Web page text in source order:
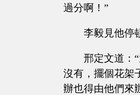
過分啊！”
李毅見他停
邢定文道：
沒有，擺個花架
辦也得由他們來